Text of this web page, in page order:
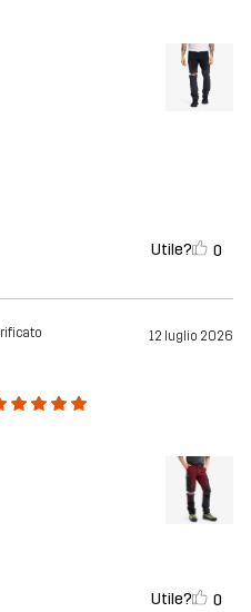
Utile? 0
12 luglio 2026
Utile? 0